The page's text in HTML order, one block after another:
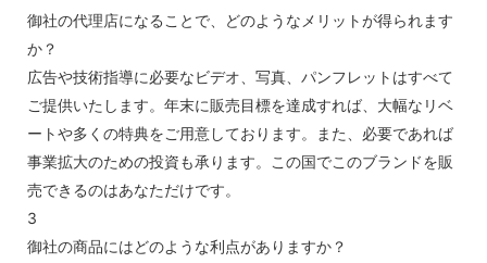
御社の代理店になることで、どのようなメリットが得られます
か？
広告や技術指導に必要なビデオ、写真、パンフレットはすべて
ご提供いたします。年末に販売目標を達成すれば、大幅なリベ
ートや多くの特典をご用意しております。また、必要であれば
事業拡大のための投資も承ります。この国でこのブランドを販
売できるのはあなただけです。
3
御社の商品にはどのような利点がありますか？